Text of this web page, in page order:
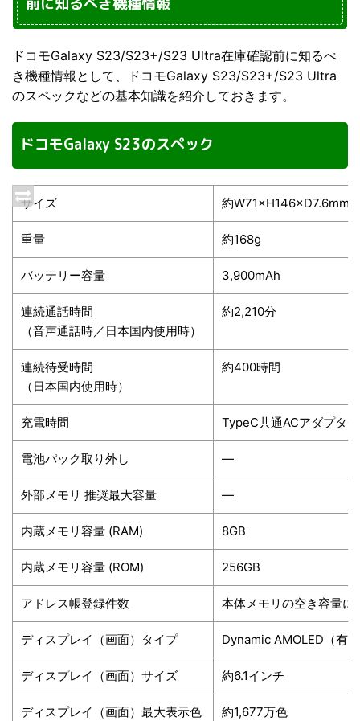
ドコモGalaxy S23/S23+/S23 Ultra在庫確認前に知るべ
き機種情報として、ドコモGalaxy S23/S23+/S23 Ultra
のスペックなどの基本知識を紹介しておきます。
ドコモGalaxy S23のスペック
サイズ 約W71×H146×D7.6mm
重量 約168g
バッテリー容量 3,900mAh
連続通話時間
（音声通話時／日本国内使用時）
約2,210分
連続待受時間
（日本国内使用時）
約400時間
充電時間 TypeC共通ACアダプタ
電池パック取り外し ―
外部メモリ 推奨最大容量 ―
内蔵メモリ容量 (RAM) 8GB
内蔵メモリ容量 (ROM) 256GB
アドレス帳登録件数 本体メモリの空き容量に
ディスプレイ（画面）タイプ Dynamic AMOLED（有
ディスプレイ（画面）サイズ 約6.1インチ
ディスプレイ（画面）最大表示色 約1,677万色